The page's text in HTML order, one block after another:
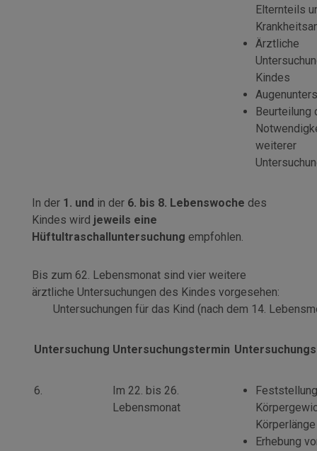
Elternteils
Ärztliche
Kindes
Beurteilung
weiterer
In der 1. und in der 6. bis 8. Lebenswoche des
Kindes wird jeweils eine
Hüftultraschalluntersuchung empfohlen.
Bis zum 62. Lebensmonat sind vier weitere
ärztliche Untersuchungen des Kindes vorgesehen:
Untersuchungen für das Kind (nach dem 14.
Untersuchung Untersuchungstermin
6.
Im 22. bis 26.
Lebensmonat
Körperlänge
Erhebung